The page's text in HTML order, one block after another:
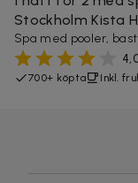
Stockholm Kista
Spa med pooler,
700+ köpta Inkl.